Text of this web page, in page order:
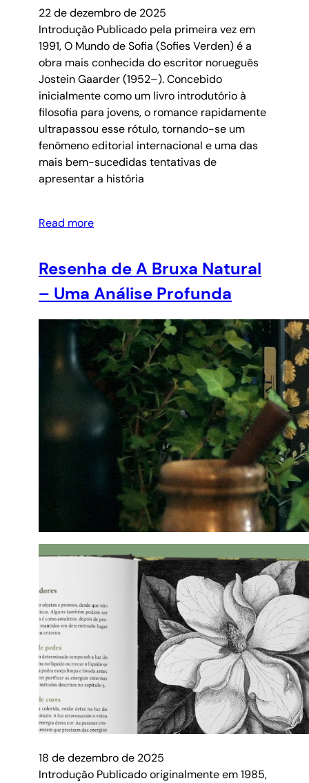
22 de dezembro de 2025
Introdução Publicado pela primeira vez em
1991, O Mundo de Sofia (Sofies Verden) é a
obra mais conhecida do escritor norueguês
Jostein Gaarder (1952–). Concebido
inicialmente como um livro introdutório à
filosofia para jovens, o romance rapidamente
ultrapassou esse rótulo, tornando-se um
fenômeno editorial internacional e uma das
mais bem-sucedidas tentativas de
apresentar a história
Read more
Resenha de A Bruxa Natural
– Uma Análise Profunda
18 de dezembro de 2025
Introdução Publicado originalmente em 1985,